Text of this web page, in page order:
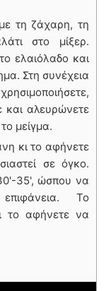
τη ζάχαρη, τη
στο μίξερ.
ελαιόλαδο και
Στη συνέχεια
και αλευρώνετε
μείγμα.
κι το αφήνετε
σε όγκο.
35', ώσπου να
Το
το αφήνετε να